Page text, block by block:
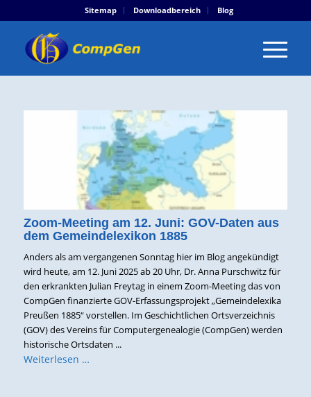
Sitemap Downloadbereich Blog
Zoom-Meeting am 12. Juni: GOV-Daten aus
dem Gemeindelexikon 1885
Anders als am vergangenen Sonntag hier im Blog angekündigt
wird heute, am 12. Juni 2025 ab 20 Uhr, Dr. Anna Purschwitz für
den erkrankten Julian Freytag in einem Zoom-Meeting das von
CompGen finanzierte GOV-Erfassungsprojekt „Gemeindelexika
Preußen 1885“ vorstellen. Im Geschichtlichen Ortsverzeichnis
(GOV) des Vereins für Computergenealogie (CompGen) werden
historische Ortsdaten ...
Weiterlesen …